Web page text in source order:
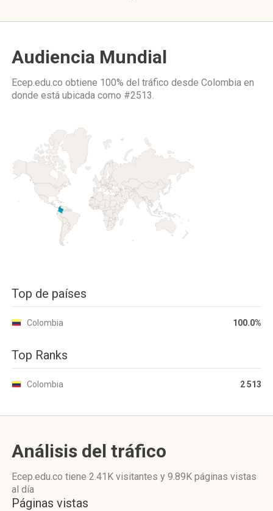
Audiencia Mundial
Ecep.edu.co obtiene 100% del tráfico desde Colombia en
donde está ubicada como #2513.
Top de países
Colombia 100.0%
Top Ranks
Colombia 2 513
Análisis del tráfico
Ecep.edu.co tiene 2.41K visitantes y 9.89K páginas vistas
al día
Páginas vistas